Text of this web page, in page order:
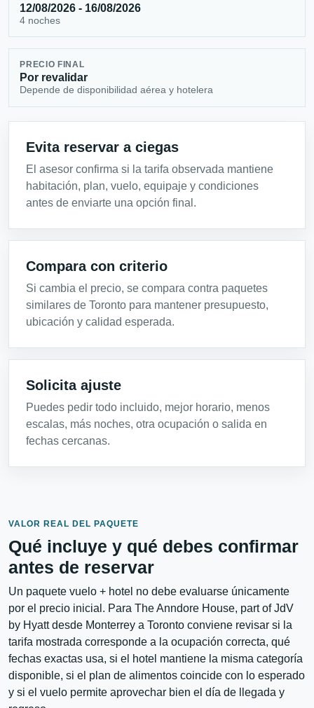
12/08/2026 - 16/08/2026
4 noches
PRECIO FINAL
Por revalidar
Depende de disponibilidad aérea y hotelera
Evita reservar a ciegas
El asesor confirma si la tarifa observada mantiene
habitación, plan, vuelo, equipaje y condiciones
antes de enviarte una opción final.
Compara con criterio
Si cambia el precio, se compara contra paquetes
similares de Toronto para mantener presupuesto,
ubicación y calidad esperada.
Solicita ajuste
Puedes pedir todo incluido, mejor horario, menos
escalas, más noches, otra ocupación o salida en
fechas cercanas.
VALOR REAL DEL PAQUETE
Qué incluye y qué debes confirmar
antes de reservar
Un paquete vuelo + hotel no debe evaluarse únicamente
por el precio inicial. Para The Anndore House, part of JdV
by Hyatt desde Monterrey a Toronto conviene revisar si la
tarifa mostrada corresponde a la ocupación correcta, qué
fechas exactas usa, si el hotel mantiene la misma categoría
disponible, si el plan de alimentos coincide con lo esperado
y si el vuelo permite aprovechar bien el día de llegada y